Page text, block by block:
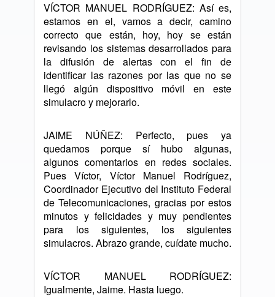
VÍCTOR MANUEL RODRÍGUEZ: Así es,
estamos en el, vamos a decir, camino
correcto que están, hoy, hoy se están
revisando los sistemas desarrollados para
la difusión de alertas con el fin de
identificar las razones por las que no se
llegó algún dispositivo móvil en este
simulacro y mejorarlo.
JAIME NÚÑEZ: Perfecto, pues ya
quedamos porque sí hubo algunas,
algunos comentarios en redes sociales.
Pues Víctor, Víctor Manuel Rodríguez,
Coordinador Ejecutivo del Instituto Federal
de Telecomunicaciones, gracias por estos
minutos y felicidades y muy pendientes
para los siguientes, los siguientes
simulacros. Abrazo grande, cuídate mucho.
VÍCTOR MANUEL RODRÍGUEZ:
Igualmente, Jaime. Hasta luego.